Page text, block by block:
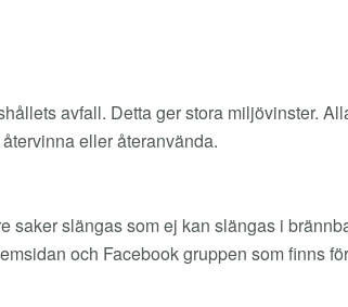
avfall. Detta ger stora miljövinster.
eller återanvända.
slängas som ej kan slängas i
och Facebook gruppen som finns